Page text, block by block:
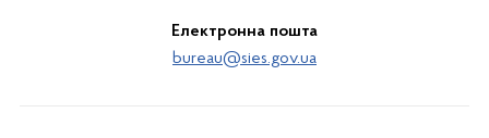
Електронна пошта
bureau@sies.gov.ua